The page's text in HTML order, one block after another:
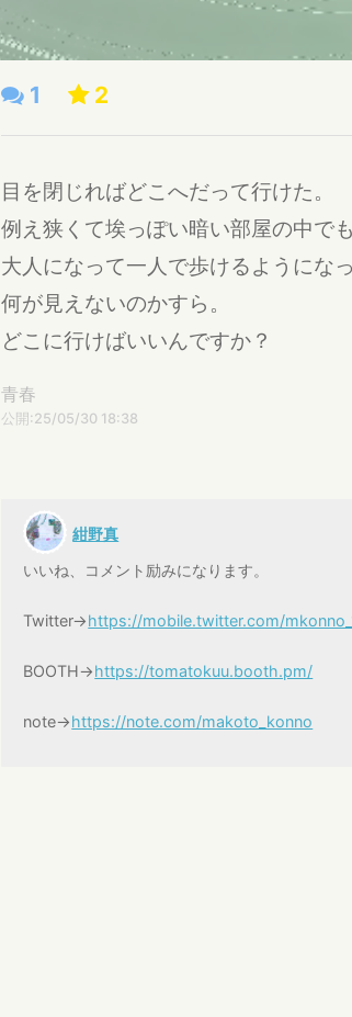
1 2
目を閉じればどこへだって行けた。
例え狭くて埃っぽい暗い部屋の中でも
大人になって一人で歩けるようにな
何が見えないのかすら。
どこに行けばいいんですか？
青春
公開:25/05/30 18:38
紺野真
いいね、コメント励みになります。
Twitter→https://mobile.twitter.com/
BOOTH→https://tomatokuu.booth.pm/
note→https://note.com/makoto_konno